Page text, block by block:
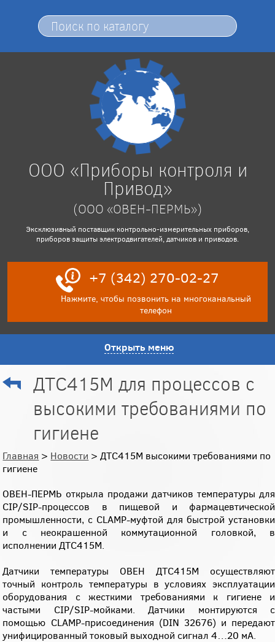
ООО «Приборы контроля и
Привод»
(ООО «ОВЕН-ПЕРМЬ»)
Эксклюзивный поставщик контрольно-измерительных приборов,
приборов защиты электродвигателей, датчиков и приводов.
+7 (342) 270-02-27
Нажмите, чтобы позвонить на многоканальный
телефон
Открыть меню
ДТС415М для процессов с
высокими требованиями по
гигиене
Главная > Новости > ДТС415М высокими требованиями по
гигиене
ОВЕН-ПЕРМЬ открыла продажи датчиков температуры для
CIP/SIP-процессов в пищевой и фармацевтической
промышленности, с CLAMP-муфтой для быстрой установки
и с неокрашенной коммутационной головкой, в
исполнении ДТС415М.
Датчики температуры ОВЕН ДТС415М осуществляют
точный контроль температуры в условиях эксплуатации
оборудования с жесткими требованиями к гигиене и
частыми CIP/SIP-мойками. Датчики монтируются с
помощью CLAMP-присоединения (DIN 32676) и передают
унифицированный токовый выходной сигнал 4…20 мА.